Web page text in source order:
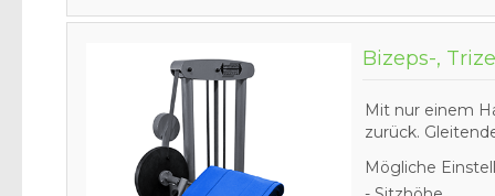
Bizeps-,
Mit nur einem
zurück.
Mögliche